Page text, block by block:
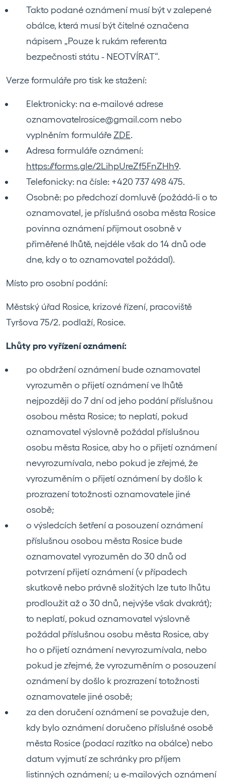
Takto podané oznámení musí být v zalepené
obálce, která musí být čitelné označena
nápisem „Pouze k rukám referenta
bezpečnosti státu - NEOTVÍRAT“.
Verze formuláře pro tisk ke stažení:
Elektronicky: na e-mailové adrese
oznamovatelrosice@gmail.com nebo
vyplněním formulářeZDE.
Adresa formuláře oznámení:
https://forms.gle/2LihpUreZf5FnZHh9.
Telefonicky: na čísle: +420 737 498 475.
Osobně: po předchozí domluvě (požádá-li o to
oznamovatel, je příslušná osoba města Rosice
povinna oznámení přijmout osobně v
přiměřené lhůtě, nejdéle však do 14 dnů ode
dne, kdy o to oznamovatel požádal).
Místo pro osobní podání:
Městský úřad Rosice, krizové řízení, pracoviště
Tyršova 75/2. podlaží, Rosice.
Lhůty pro vyřízení oznámení:
po obdržení oznámení bude oznamovatel
vyrozuměn o přijetí oznámení ve lhůtě
nejpozději do 7 dní od jeho podání příslušnou
osobou města Rosice; to neplatí, pokud
oznamovatel výslovně požádal příslušnou
osobu města Rosice, aby ho o přijetí oznámení
nevyrozumívala, nebo pokud je zřejmé, že
vyrozuměním o přijetí oznámení by došlo k
prozrazení totožnosti oznamovatele jiné
osobě;
o výsledcích šetření a posouzení oznámení
příslušnou osobou města Rosice bude
oznamovatel vyrozuměn do 30 dnů od
potvrzení přijetí oznámení (v případech
skutkově nebo právně složitých lze tuto lhůtu
prodloužit až o 30 dnů, nejvýše však dvakrát);
to neplatí, pokud oznamovatel výslovně
požádal příslušnou osobu města Rosice, aby
ho o přijetí oznámení nevyrozumívala, nebo
pokud je zřejmé, že vyrozuměním o posouzení
oznámení by došlo k prozrazení totožnosti
oznamovatele jiné osobě;
za den doručení oznámení se považuje den,
kdy bylo oznámení doručeno příslušné osobě
města Rosice (podací razítko na obálce) nebo
datum vyjmutí ze schránky pro příjem
listinných oznámení; u e-mailových oznámení